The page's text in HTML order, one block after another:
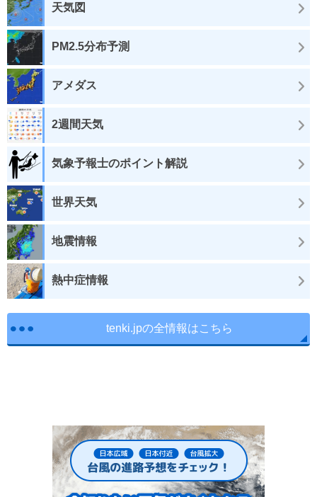
天気図
PM2.5分布予測
アメダス
2週間天気
気象予報士のポイント解説
世界天気
地震情報
熱中症情報
tenki.jpの全情報はこちら